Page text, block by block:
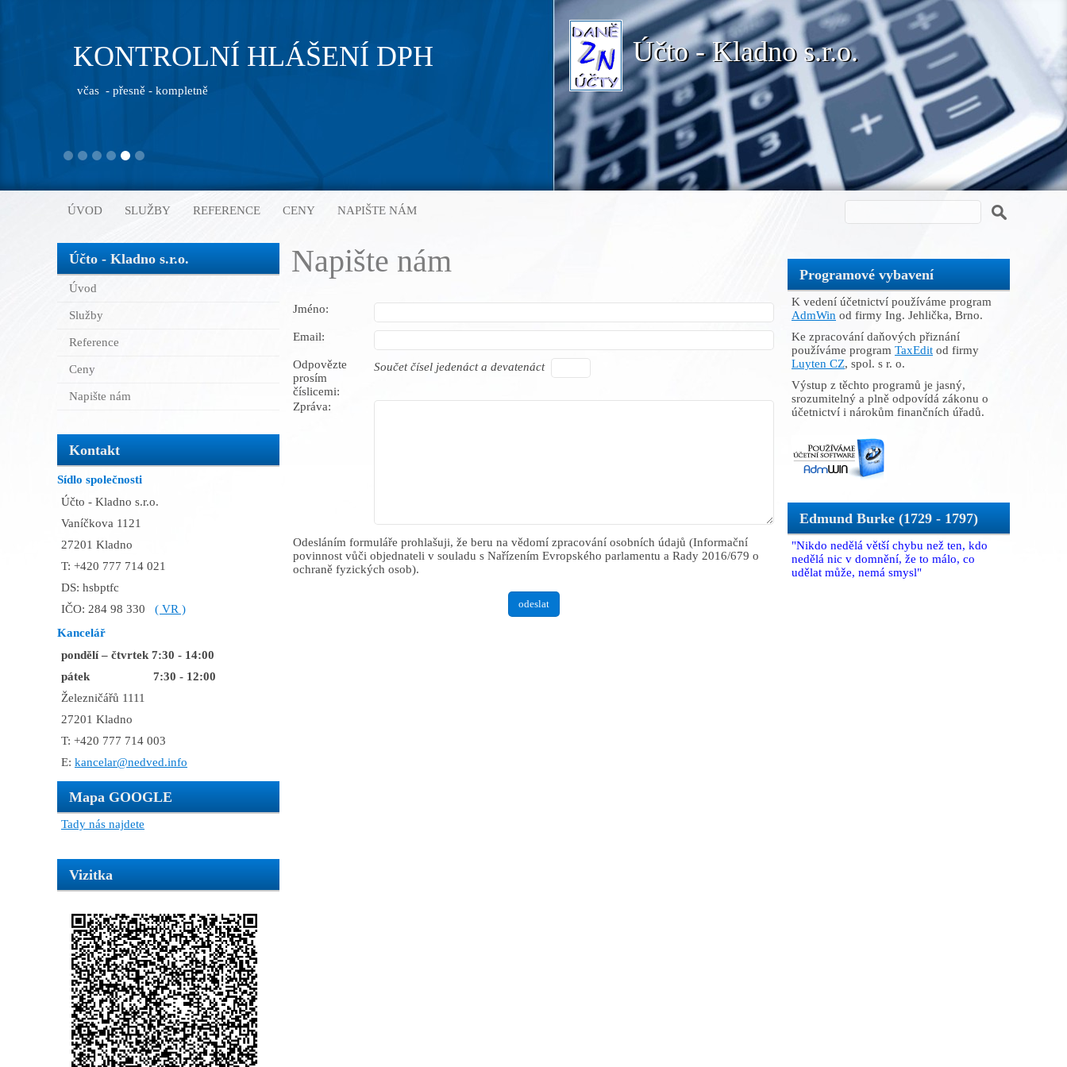
Účto - Kladno s.r.o.
KONTROLNÍ HLÁŠENÍ DPH
včas - přesně - kompletně
ÚVOD SLUŽBY REFERENCE CENY NAPIŠTE NÁM
Účto - Kladno s.r.o.
Úvod
Služby
Reference
Ceny
Napište nám
Kontakt
Sídlo společnosti
Účto - Kladno s.r.o.
Vaníčkova 1121
27201 Kladno
T: +420 777 714 021
DS: hsbptfc
IČO: 284 98 330
( VR )
Kancelář
pondělí – čtvrtek 7:30 - 14:00
pátek 7:30 - 12:00
Železničářů 1111
27201 Kladno
T: +420 777 714 003
E: kancelar@nedved.info
Mapa GOOGLE
Tady nás najdete
Vizitka
Napište nám
Jméno:
Email:
Odpovězte
prosím
číslicemi:
Součet čísel jedenáct a devatenáct
Zpráva:
Odesláním formuláře prohlašuji, že beru na vědomí zpracování osobních údajů (Informační
povinnost vůči objednateli v souladu s Nařízením Evropského parlamentu a Rady 2016/679 o
ochraně fyzických osob).
Programové vybavení
K vedení účetnictví používáme program
AdmWin od firmy Ing. Jehlička, Brno.
Ke zpracování daňových přiznání
používáme program TaxEdit od firmy
Luyten CZ, spol. s r. o.
Výstup z těchto programů je jasný,
srozumitelný a plně odpovídá zákonu o
účetnictví i nárokům finančních úřadů.
Edmund Burke (1729 - 1797)
"Nikdo nedělá větší chybu než ten, kdo
nedělá nic v domnění, že to málo, co
udělat může, nemá smysl"